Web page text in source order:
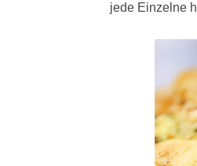
jede Einzelne